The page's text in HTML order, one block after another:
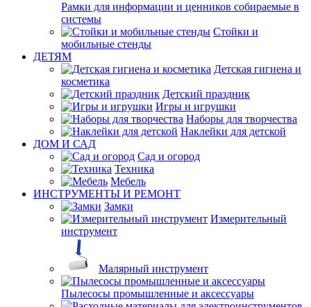
Рамки для информации и ценников собираемые в
системы
Стойки и
мобильные стенды
ДЕТЯМ
Детская гигиена и
косметика
Детский праздник
Игры и игрушки
Наборы для творчества
Наклейки для детской
ДОМ И САД
Сад и огород
Техника
Мебель
ИНСТРУМЕНТЫ И РЕМОНТ
Замки
Измерительный
инструмент
Малярный инструмент
Пылесосы промышленные и аксессуары